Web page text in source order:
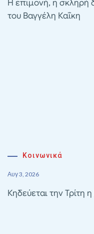
Η επιμονή, η σκληρή
του Βαγγέλη Καΐκη
Κοινωνικά
Αυγ 3, 2026
Κηδεύεται την Τρίτη